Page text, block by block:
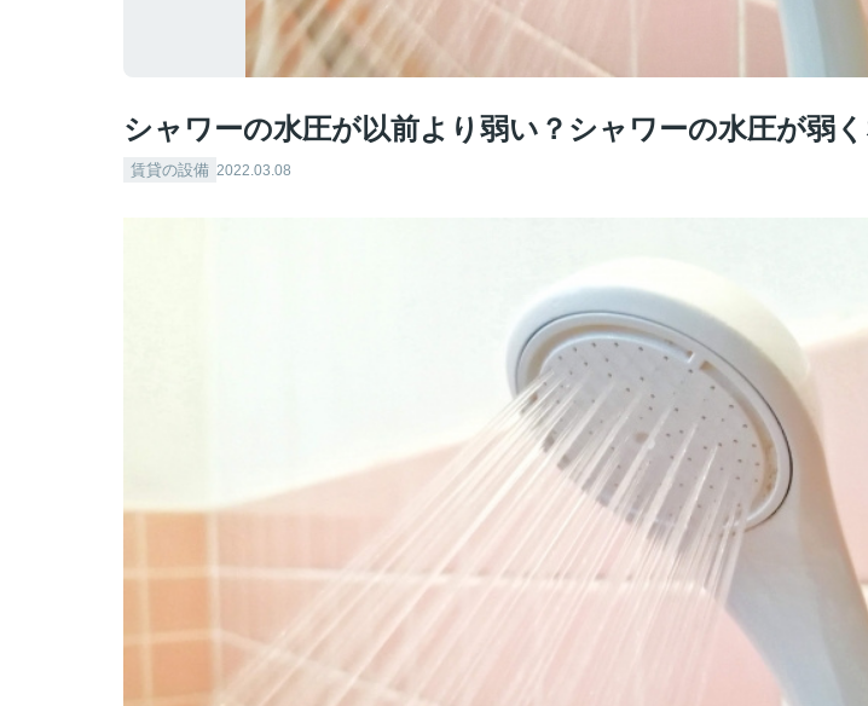
シャワーの水圧が以前より弱い？シャワーの水圧が弱
賃貸の設備 2022.03.08